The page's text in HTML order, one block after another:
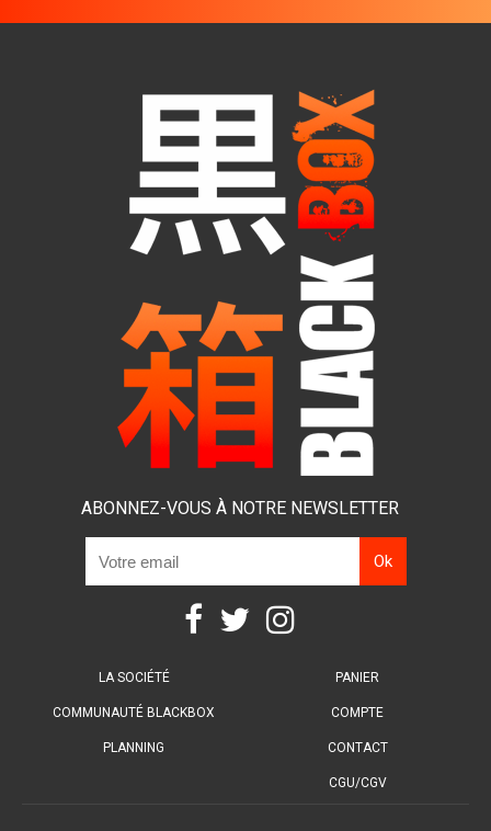
ABONNEZ-VOUS À NOTRE NEWSLETTER
LA SOCIÉTÉ
COMMUNAUTÉ BLACKBOX
PLANNING
PANIER
COMPTE
CONTACT
CGU/CGV